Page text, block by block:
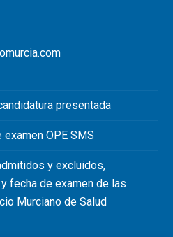
presentada
OPE SMS
y excluidos,
fecha de examen de las
Murciano de Salud